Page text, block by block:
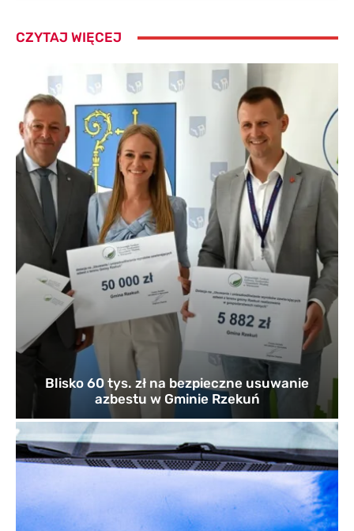
CZYTAJ WIĘCEJ
Blisko 60 tys. zł na bezpieczne usuwanie
azbestu w Gminie Rzekuń